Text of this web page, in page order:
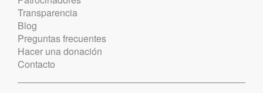
Transparencia
Blog
Preguntas frecuentes
Hacer una donación
Contacto